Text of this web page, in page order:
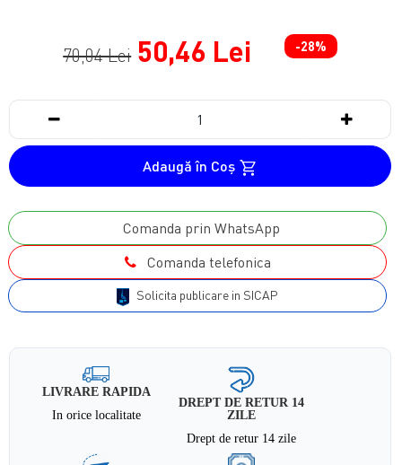
70,04 Lei 50,46 Lei -28%
Adaugă în Coş
Comanda prin WhatsApp
Comanda telefonica
Solicita publicare in SICAP
LIVRARE RAPIDA
In orice localitate
DREPT DE RETUR 14
ZILE
Drept de retur 14 zile